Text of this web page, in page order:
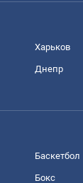
Харьков
Днепр
Баскетбол
Бокс